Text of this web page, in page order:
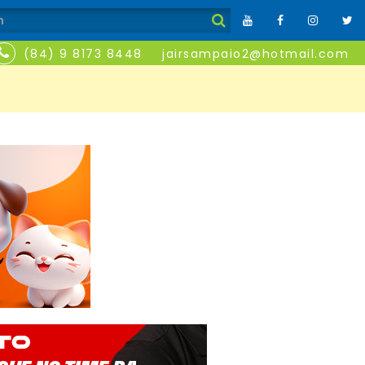
(84) 9 8173 8448 jairsampaio2@hotmail.com